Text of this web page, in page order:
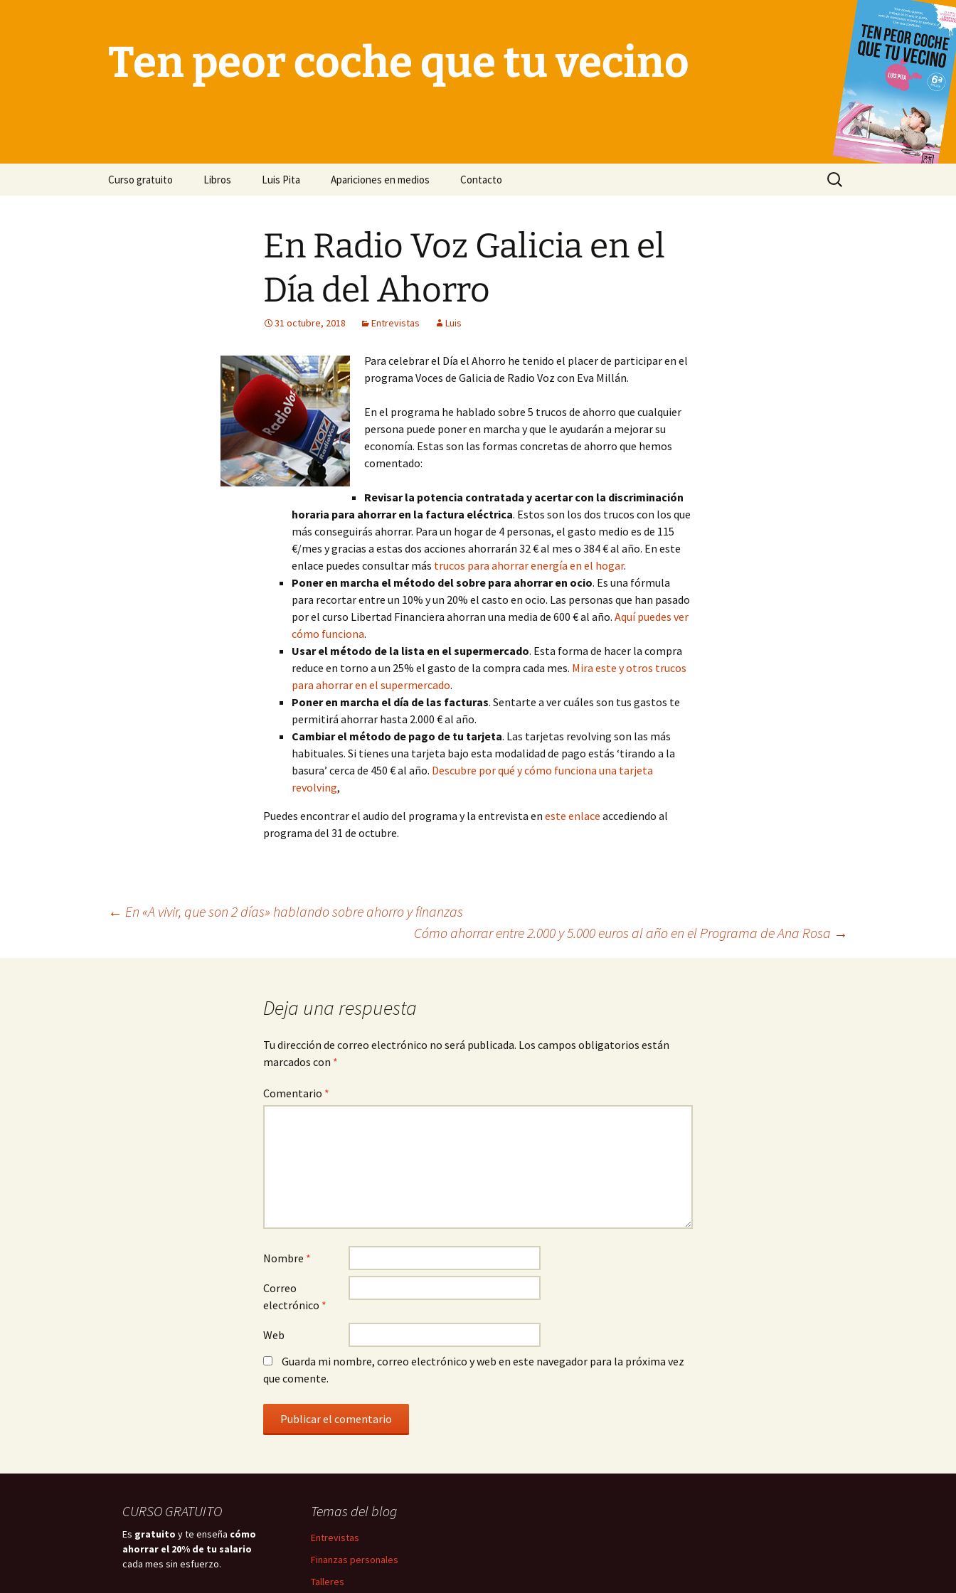
Ten peor coche que tu vecino
Curso gratuito Libros Luis Pita Apariciones en medios Contacto
Buscar:
En Radio Voz Galicia en el
Día del Ahorro
31 octubre, 2018 Entrevistas Luis
Para celebrar el Día el Ahorro he tenido el placer de participar en el
programa Voces de Galicia de Radio Voz con Eva Millán.
En el programa he hablado sobre 5 trucos de ahorro que cualquier
persona puede poner en marcha y que le ayudarán a mejorar su
economía. Estas son las formas concretas de ahorro que hemos
comentado:
Revisar la potencia contratada y acertar con la discriminación
horaria para ahorrar en la factura eléctrica. Estos son los dos trucos con los que
más conseguirás ahorrar. Para un hogar de 4 personas, el gasto medio es de 115
€/mes y gracias a estas dos acciones ahorrarán 32 € al mes o 384 € al año. En este
enlace puedes consultar más trucos para ahorrar energía en el hogar.
Poner en marcha el método del sobre para ahorrar en ocio. Es una fórmula
para recortar entre un 10% y un 20% el casto en ocio. Las personas que han pasado
por el curso Libertad Financiera ahorran una media de 600 € al año. Aquí puedes ver
cómo funciona.
Usar el método de la lista en el supermercado. Esta forma de hacer la compra
reduce en torno a un 25% el gasto de la compra cada mes. Mira este y otros trucos
para ahorrar en el supermercado.
Poner en marcha el día de las facturas. Sentarte a ver cuáles son tus gastos te
permitirá ahorrar hasta 2.000 € al año.
Cambiar el método de pago de tu tarjeta. Las tarjetas revolving son las más
habituales. Si tienes una tarjeta bajo esta modalidad de pago estás ‘tirando a la
basura’ cerca de 450 € al año. Descubre por qué y cómo funciona una tarjeta
revolving,
Puedes encontrar el audio del programa y la entrevista en este enlace accediendo al
programa del 31 de octubre.
Navegación
de
← En «A vivir, que son 2 días» hablando sobre ahorro y finanzas
Cómo ahorrar entre 2.000 y 5.000 euros al año en el Programa de Ana Rosa →
Deja una respuesta
Tu dirección de correo electrónico no será publicada. Los campos obligatorios están
marcados con *
Comentario *
Nombre *
Correo
electrónico *
Web
Guarda mi nombre, correo electrónico y web en este navegador para la próxima vez
que comente.
CURSO GRATUITO
Es gratuito y te enseña cómo
ahorrar el 20% de tu salario
cada mes sin esfuerzo.
Temas del blog
Entrevistas
Finanzas personales
Talleres